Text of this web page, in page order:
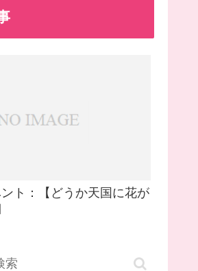
ト：【どうか天国に花が